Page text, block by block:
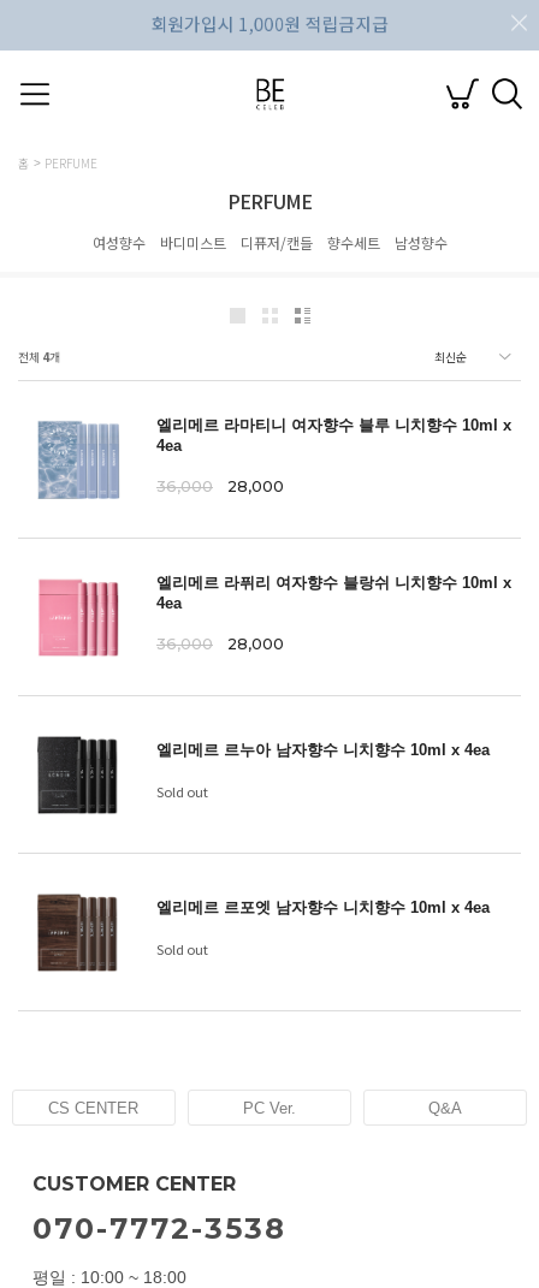
홈 PERFUME
PERFUME
여성향수 바디미스트 디퓨저/캔들 향수세트 남성향수
전체 4개
엘리메르 라마티니 여자향수 블루 니치향수 10ml x
4ea
36,000 28,000
엘리메르 라퓌리 여자향수 블랑쉬 니치향수 10ml x
4ea
36,000 28,000
엘리메르 르누아 남자향수 니치향수 10ml x 4ea
Sold out
엘리메르 르포엣 남자향수 니치향수 10ml x 4ea
Sold out
CS CENTER PC Ver. Q&A
CUSTOMER CENTER
070-7772-3538
평일 : 10:00 ~ 18:00